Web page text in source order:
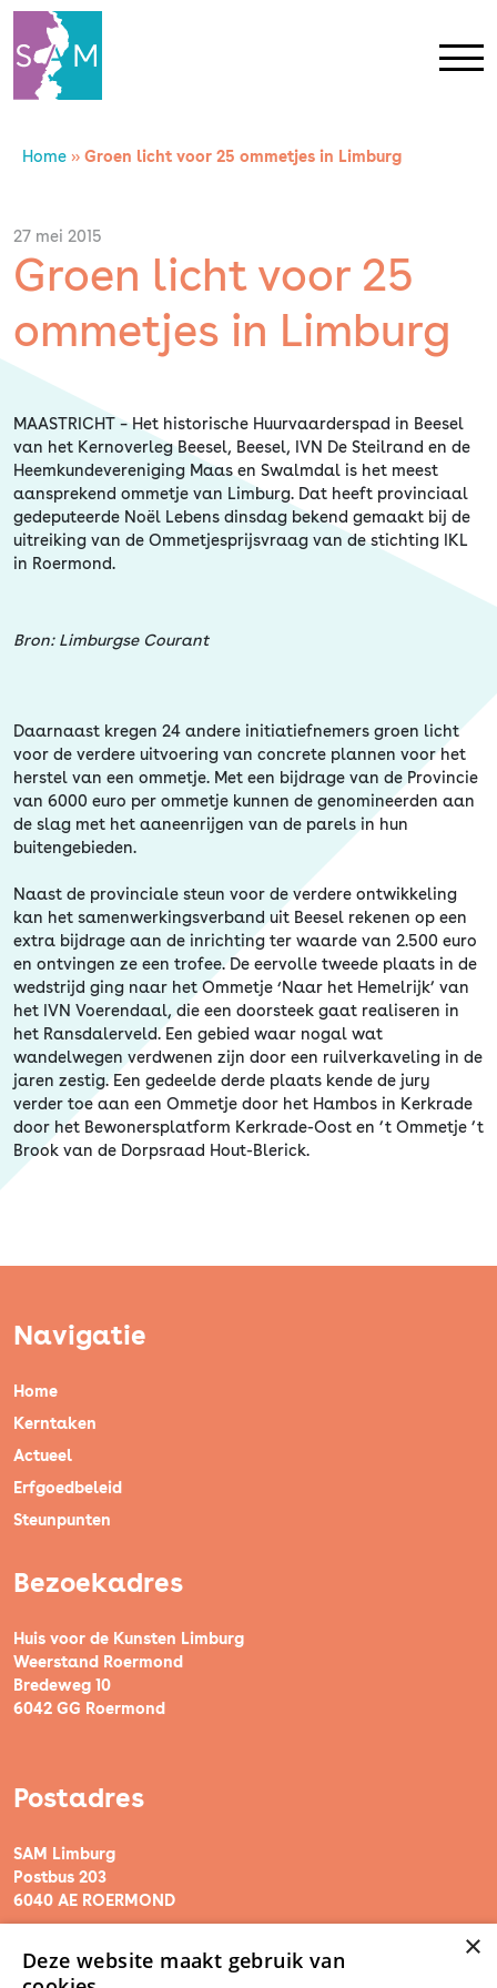
Home
Contact
SAM Limburg
Actueel
Overheid
Erfgoed
Home » Groen licht voor 25 ommetjes in Limburg
27 mei 2015
Groen licht voor 25
ommetjes in Limburg
MAASTRICHT – Het historische Huurvaarderspad in Beesel
van het Kernoverleg Beesel, Beesel, IVN De Steilrand en de
Heemkundevereniging Maas en Swalmdal is het meest
aansprekend ommetje van Limburg. Dat heeft provinciaal
gedeputeerde Noël Lebens dinsdag bekend gemaakt bij de
uitreiking van de Ommetjesprijsvraag van de stichting IKL
in Roermond.
Bron: Limburgse Courant
Daarnaast kregen 24 andere initiatiefnemers groen licht
voor de verdere uitvoering van concrete plannen voor het
herstel van een ommetje. Met een bijdrage van de Provincie
van 6000 euro per ommetje kunnen de genomineerden aan
de slag met het aaneenrijgen van de parels in hun
buitengebieden.
Naast de provinciale steun voor de verdere ontwikkeling
kan het samenwerkingsverband uit Beesel rekenen op een
extra bijdrage aan de inrichting ter waarde van 2.500 euro
en ontvingen ze een trofee. De eervolle tweede plaats in de
wedstrijd ging naar het Ommetje ‘Naar het Hemelrijk’ van
het IVN Voerendaal, die een doorsteek gaat realiseren in
het Ransdalerveld. Een gebied waar nogal wat
wandelwegen verdwenen zijn door een ruilverkaveling in de
jaren zestig. Een gedeelde derde plaats kende de jury
verder toe aan een Ommetje door het Hambos in Kerkrade
door het Bewonersplatform Kerkrade-Oost en ’t Ommetje ’t
Brook van de Dorpsraad Hout-Blerick.
Navigatie
Home
Kerntaken
Actueel
Erfgoedbeleid
Steunpunten
Bezoekadres
Huis voor de Kunsten Limburg
Weerstand Roermond
Bredeweg 10
6042 GG Roermond
Postadres
SAM Limburg
Postbus 203
6040 AE ROERMOND
steunpunt@sam-limburg.nl
×
Deze website maakt gebruik van